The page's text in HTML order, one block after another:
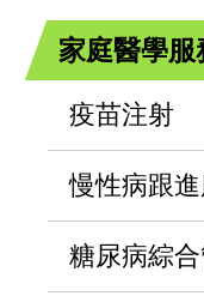
家庭醫學服
疫苗注射
慢性病跟
糖尿病綜